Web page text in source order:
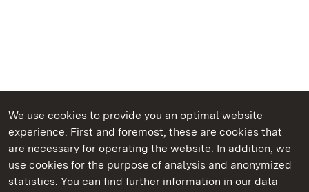
We use cookies to provide you an optimal website
experience. First and foremost, these are cookies that
are necessary for operating the website. In addition, we
use cookies for the purpose of analysis and anonymized
statistics. You can find further information in our data
State Palaces and Gardens of Baden-Wuerttemberg